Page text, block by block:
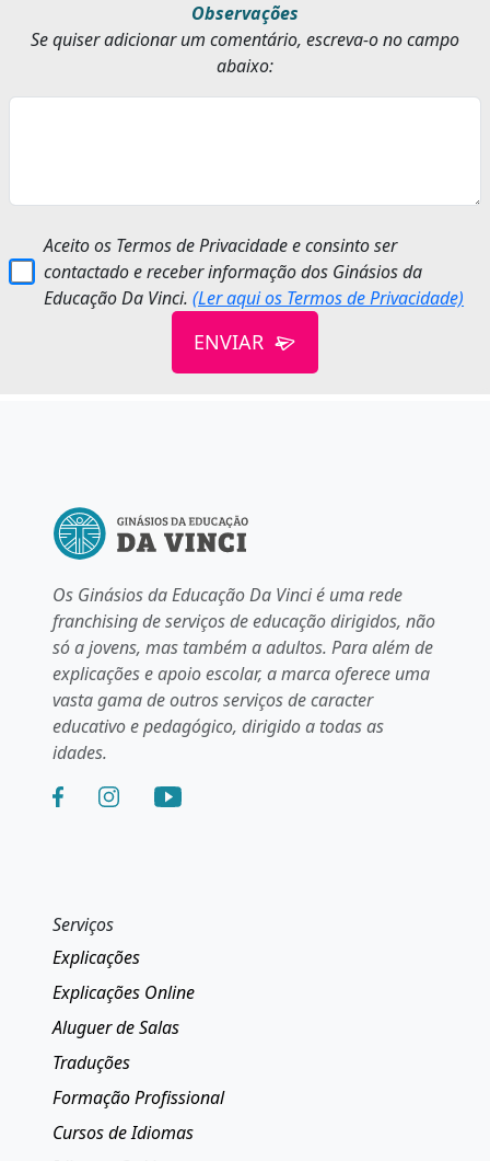
Observações
Se quiser adicionar um comentário, escreva-o no campo
abaixo:
Aceito os Termos de Privacidade e consinto ser
contactado e receber informação dos Ginásios da
Educação Da Vinci.(Ler aqui os Termos de Privacidade)
ENVIAR
Os Ginásios da Educação Da Vinci é uma rede
franchising de serviços de educação dirigidos, não
só a jovens, mas também a adultos. Para além de
explicações e apoio escolar, a marca oferece uma
vasta gama de outros serviços de caracter
educativo e pedagógico, dirigido a todas as
idades.
Serviços
Explicações
Explicações Online
Aluguer de Salas
Traduções
Formação Profissional
Cursos de Idiomas